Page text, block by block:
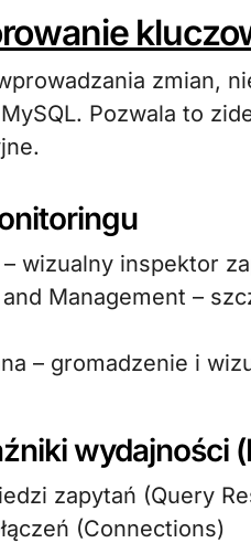
zmian,
Pozwala to
– wizualny inspektor
Management –
– gromadzenie i
wydajności
zapytań (Query
(Connections)